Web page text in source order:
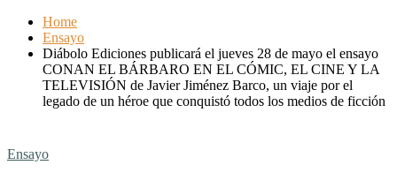
Home
Ensayo
Diábolo Ediciones publicará el jueves 28 de mayo el ensayo
CONAN EL BÁRBARO EN EL CÓMIC, EL CINE Y LA
TELEVISIÓN de Javier Jiménez Barco, un viaje por el
legado de un héroe que conquistó todos los medios de ficción
Ensayo